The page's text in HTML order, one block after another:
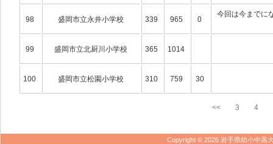
98 盛岡市立永井小学校 339 965 0
今回は今までに
99 盛岡市立北厨川小学校 365 1014
100 盛岡市立松園小学校 310 759 30
<< 3 4
Copyright © 2026 岩手県幼小中高